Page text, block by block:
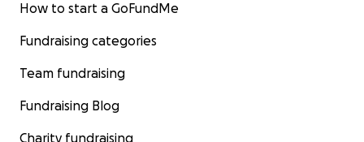
How to start a GoFundMe
Fundraising categories
Team fundraising
Fundraising Blog
Charity fundraising